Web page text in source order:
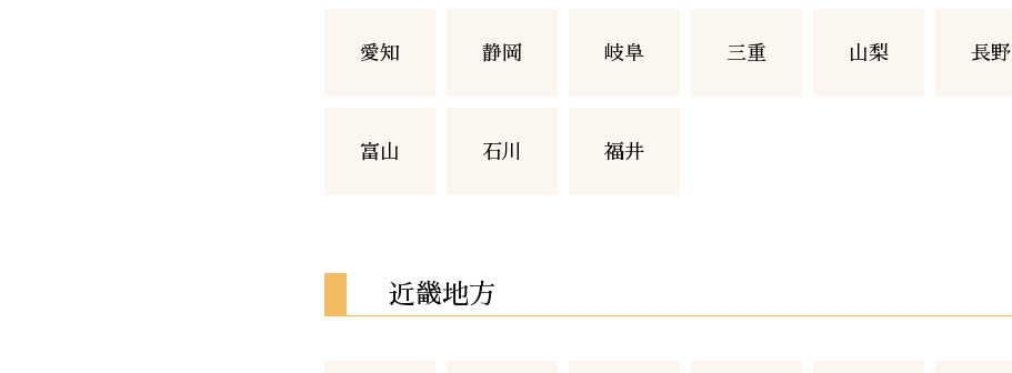
愛知 静岡 岐阜 三重 山梨 長野
富山 石川 福井
近畿地方